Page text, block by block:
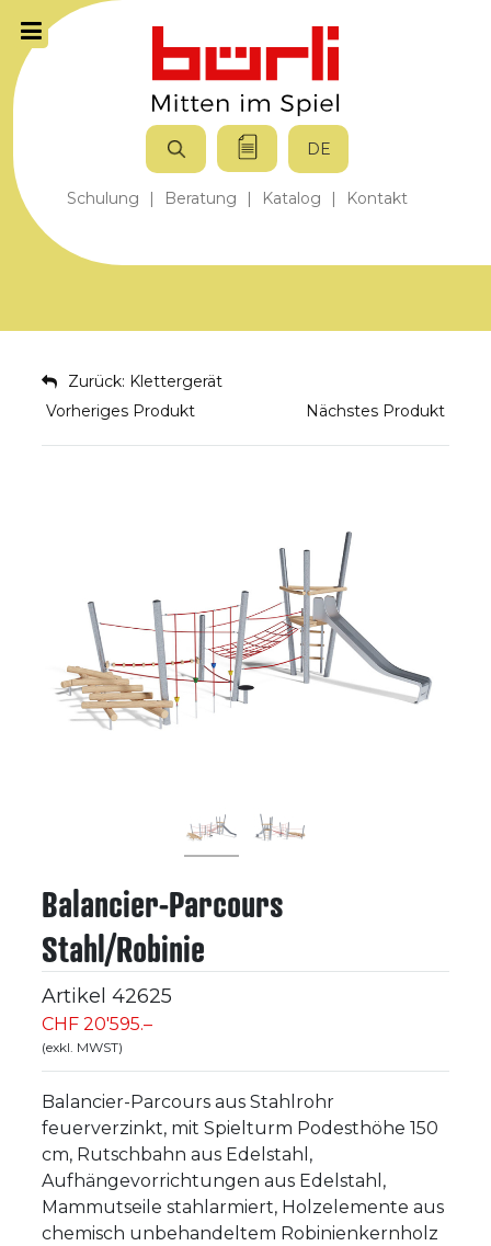
Schulung | Beratung | Katalog | Kontakt
DE
Zurück: Klettergerät
Vorheriges Produkt
Nächstes Produkt
Balancier-Parcours
Stahl/Robinie
Artikel 42625
CHF 20'595.–
(exkl. MWST)
Balancier-Parcours aus Stahlrohr
feuerverzinkt, mit Spielturm Podesthöhe 150
cm, Rutschbahn aus Edelstahl,
Aufhängevorrichtungen aus Edelstahl,
Mammutseile stahlarmiert, Holzelemente aus
chemisch unbehandeltem Robinienkernholz